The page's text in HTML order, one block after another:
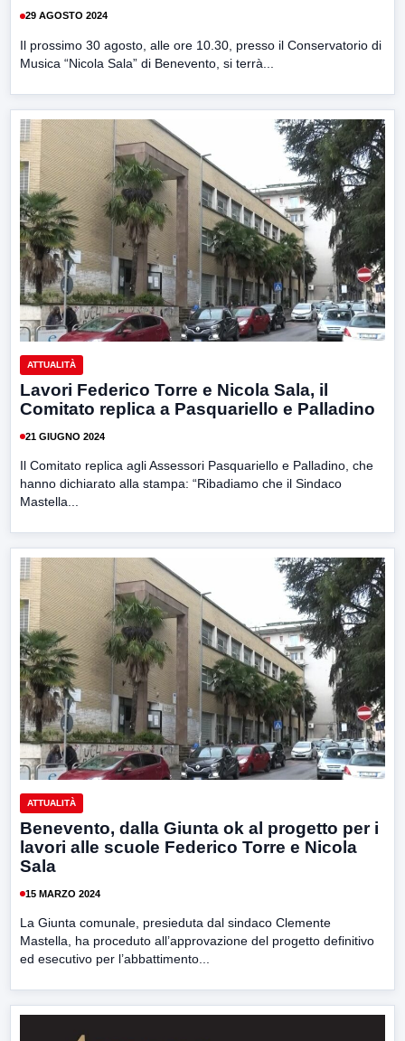
29 AGOSTO 2024
Il prossimo 30 agosto, alle ore 10.30, presso il Conservatorio di
Musica “Nicola Sala” di Benevento, si terrà...
ATTUALITÀ
Lavori Federico Torre e Nicola Sala, il
Comitato replica a Pasquariello e Palladino
21 GIUGNO 2024
Il Comitato replica agli Assessori Pasquariello e Palladino, che
hanno dichiarato alla stampa: “Ribadiamo che il Sindaco
Mastella...
ATTUALITÀ
Benevento, dalla Giunta ok al progetto per i
lavori alle scuole Federico Torre e Nicola
Sala
15 MARZO 2024
La Giunta comunale, presieduta dal sindaco Clemente
Mastella, ha proceduto all’approvazione del progetto definitivo
ed esecutivo per l’abbattimento...